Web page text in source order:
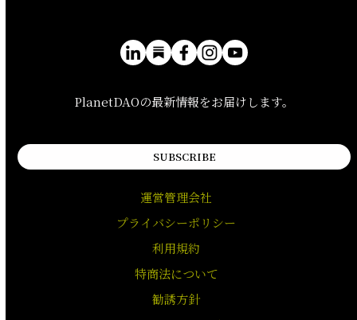
PlanetDAOの最新情報をお届けします。
SUBSCRIBE
運営管理会社
プライバシーポリシー
利用規約
特商法について
勧誘方針